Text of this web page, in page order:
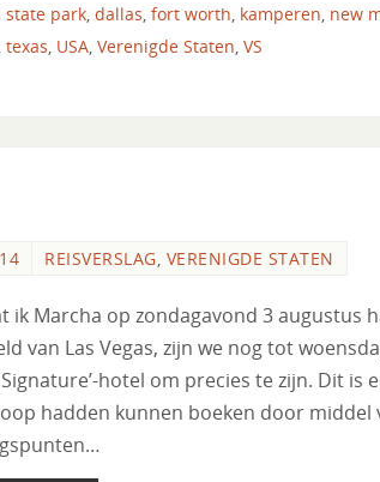
state park dallas fort worth kamperen new
texas USA Verenigde Staten VS
REISVERSLAG, VERENIGDE STATEN
ik Marcha op zondagavond 3 augustus
van Las Vegas, zijn we nog tot
Signature’-hotel om precies te zijn. Dit
hadden kunnen boeken door middel